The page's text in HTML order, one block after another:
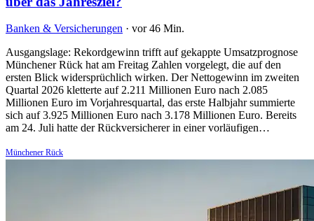
Banken & Versicherungen · vor 46 Min.
Ausgangslage: Rekordgewinn trifft auf gekappte Umsatzprognose
Münchener Rück hat am Freitag Zahlen vorgelegt, die auf den
ersten Blick widersprüchlich wirken. Der Nettogewinn im zweiten
Quartal 2026 kletterte auf 2.211 Millionen Euro nach 2.085
Millionen Euro im Vorjahresquartal, das erste Halbjahr summierte
sich auf 3.925 Millionen Euro nach 3.178 Millionen Euro. Bereits
am 24. Juli hatte der Rückversicherer in einer vorläufigen…
Münchener Rück